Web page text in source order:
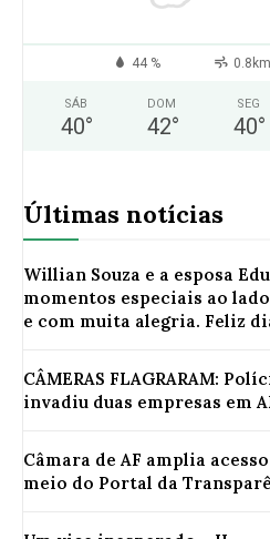
44 %
SÁB
40°
DOM
42°
SEG
40°
Últimas notícias
Willian Souza e a esposa
momentos especiais ao
e com muita alegria. Feliz
CÂMERAS FLAGRARAM:
invadiu duas empresas em
Câmara de AF amplia
meio do Portal da